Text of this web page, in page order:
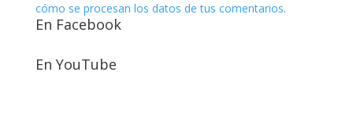
cómo se procesan los datos de tus comentarios.
En Facebook
En YouTube